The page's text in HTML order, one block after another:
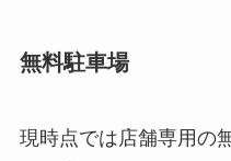
無料駐車場
現時点では店舗専用の